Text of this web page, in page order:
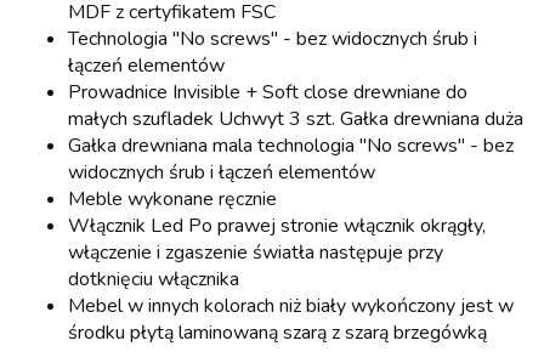
MDF z certyfikatem FSC
Technologia "No screws" - bez widocznych śrub i
łączeń elementów
Prowadnice Invisible + Soft close drewniane do
małych szufladek Uchwyt 3 szt. Gałka drewniana duża
Gałka drewniana mala technologia "No screws" - bez
widocznych śrub i łączeń elementów
Meble wykonane ręcznie
Włącznik Led Po prawej stronie włącznik okrągły,
włączenie i zgaszenie światła następuje przy
dotknięciu włącznika
Mebel w innych kolorach niż biały wykończony jest w
środku płytą laminowaną szarą z szarą brzegówką